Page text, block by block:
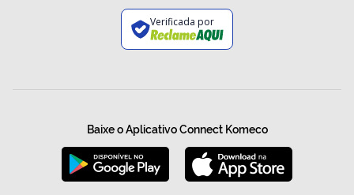
Verificada por
Baixe o Aplicativo Connect Komeco